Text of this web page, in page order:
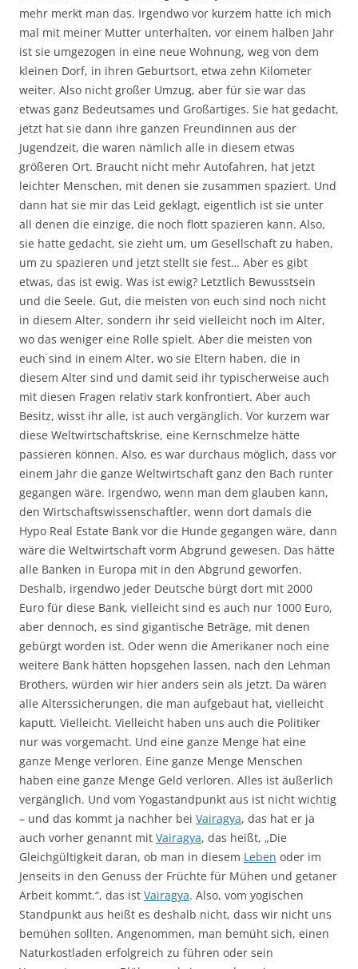
mehr merkt man das. Irgendwo vor kurzem hatte ich mich
mal mit meiner Mutter unterhalten, vor einem halben Jahr
ist sie umgezogen in eine neue Wohnung, weg von dem
kleinen Dorf, in ihren Geburtsort, etwa zehn Kilometer
weiter. Also nicht großer Umzug, aber für sie war das
etwas ganz Bedeutsames und Großartiges. Sie hat gedacht,
jetzt hat sie dann ihre ganzen Freundinnen aus der
Jugendzeit, die waren nämlich alle in diesem etwas
größeren Ort. Braucht nicht mehr Autofahren, hat jetzt
leichter Menschen, mit denen sie zusammen spaziert. Und
dann hat sie mir das Leid geklagt, eigentlich ist sie unter
all denen die einzige, die noch flott spazieren kann. Also,
sie hatte gedacht, sie zieht um, um Gesellschaft zu haben,
um zu spazieren und jetzt stellt sie fest… Aber es gibt
etwas, das ist ewig. Was ist ewig? Letztlich Bewusstsein
und die Seele. Gut, die meisten von euch sind noch nicht
in diesem Alter, sondern ihr seid vielleicht noch im Alter,
wo das weniger eine Rolle spielt. Aber die meisten von
euch sind in einem Alter, wo sie Eltern haben, die in
diesem Alter sind und damit seid ihr typischerweise auch
mit diesen Fragen relativ stark konfrontiert. Aber auch
Besitz, wisst ihr alle, ist auch vergänglich. Vor kurzem war
diese Weltwirtschaftskrise, eine Kernschmelze hätte
passieren können. Also, es war durchaus möglich, dass vor
einem Jahr die ganze Weltwirtschaft ganz den Bach runter
gegangen wäre. Irgendwo, wenn man dem glauben kann,
den Wirtschaftswissenschaftler, wenn dort damals die
Hypo Real Estate Bank vor die Hunde gegangen wäre, dann
wäre die Weltwirtschaft vorm Abgrund gewesen. Das hätte
alle Banken in Europa mit in den Abgrund geworfen.
Deshalb, irgendwo jeder Deutsche bürgt dort mit 2000
Euro für diese Bank, vielleicht sind es auch nur 1000 Euro,
aber dennoch, es sind gigantische Beträge, mit denen
gebürgt worden ist. Oder wenn die Amerikaner noch eine
weitere Bank hätten hopsgehen lassen, nach den Lehman
Brothers, würden wir hier anders sein als jetzt. Da wären
alle Alterssicherungen, die man aufgebaut hat, vielleicht
kaputt. Vielleicht. Vielleicht haben uns auch die Politiker
nur was vorgemacht. Und eine ganze Menge hat eine
ganze Menge verloren. Eine ganze Menge Menschen
haben eine ganze Menge Geld verloren. Alles ist äußerlich
vergänglich. Und vom Yogastandpunkt aus ist nicht wichtig
– und das kommt ja nachher bei Vairagya, das hat er ja
auch vorher genannt mit Vairagya, das heißt, „Die
Gleichgültigkeit daran, ob man in diesem Leben oder im
Jenseits in den Genuss der Früchte für Mühen und getaner
Arbeit kommt.“, das ist Vairagya. Also, vom yogischen
Standpunkt aus heißt es deshalb nicht, dass wir nicht uns
bemühen sollten. Angenommen, man bemüht sich, einen
Naturkostladen erfolgreich zu führen oder sein